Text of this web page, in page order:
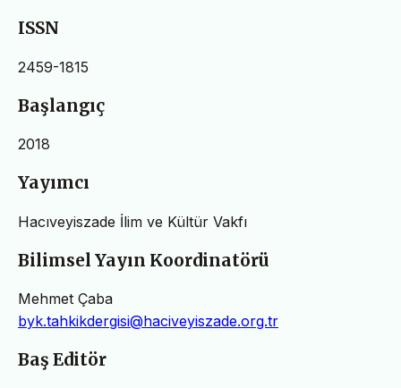
ISSN
2459-1815
Başlangıç
2018
Yayımcı
Hacıveyiszade İlim ve Kültür Vakfı
Bilimsel Yayın Koordinatörü
Mehmet Çaba
byk.tahkikdergisi@haciveyiszade.org.tr
Baş Editör